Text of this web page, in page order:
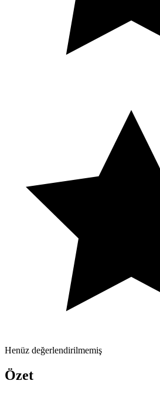
Henüz değerlendirilmemiş
Özet